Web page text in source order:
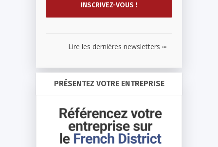
Lire les dernières newsletters ...
PRÉSENTEZ VOTRE ENTREPRISE